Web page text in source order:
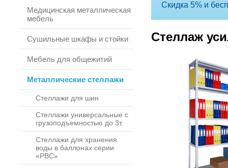
Медицинская металлическая
мебель
Сушильные шкафы и стойки
Мебель для общежитий
Металлические стеллажи
Стеллажи для шин
Стеллажи универсальные с
грузоподъемностью до 3т.
Стеллажи для хранения
воды в баллонах серии
«РВС»
Скидка 5% и
Стеллаж